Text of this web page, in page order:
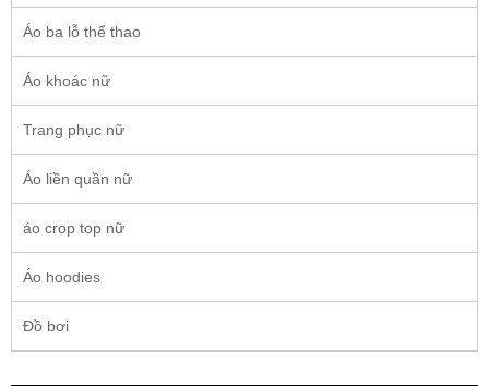
Áo ba lỗ thể thao
Áo khoác nữ
Trang phục nữ
Áo liền quần nữ
áo crop top nữ
Áo hoodies
Đồ bơi